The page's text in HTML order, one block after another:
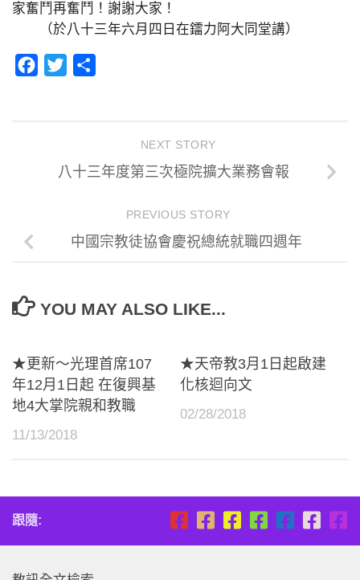
家奮鬥再奮鬥！謝謝大家！
（於八十三年六月四日在鐳力阿大同堂講）
Facebook
Twitter
NEXT STORY
八十三年度第三次極院擴大業務會報
PREVIOUS STORY
中國宗教徒協會慶祝總統就職四週年
YOU MAY ALSO LIKE...
★更新～光理首席107
年12月1日起 在復興基
地4大掌院親和教職
11/13/2018
★天帝教3月1日起啟建
化核迴向文
02/28/2018
跟隨: